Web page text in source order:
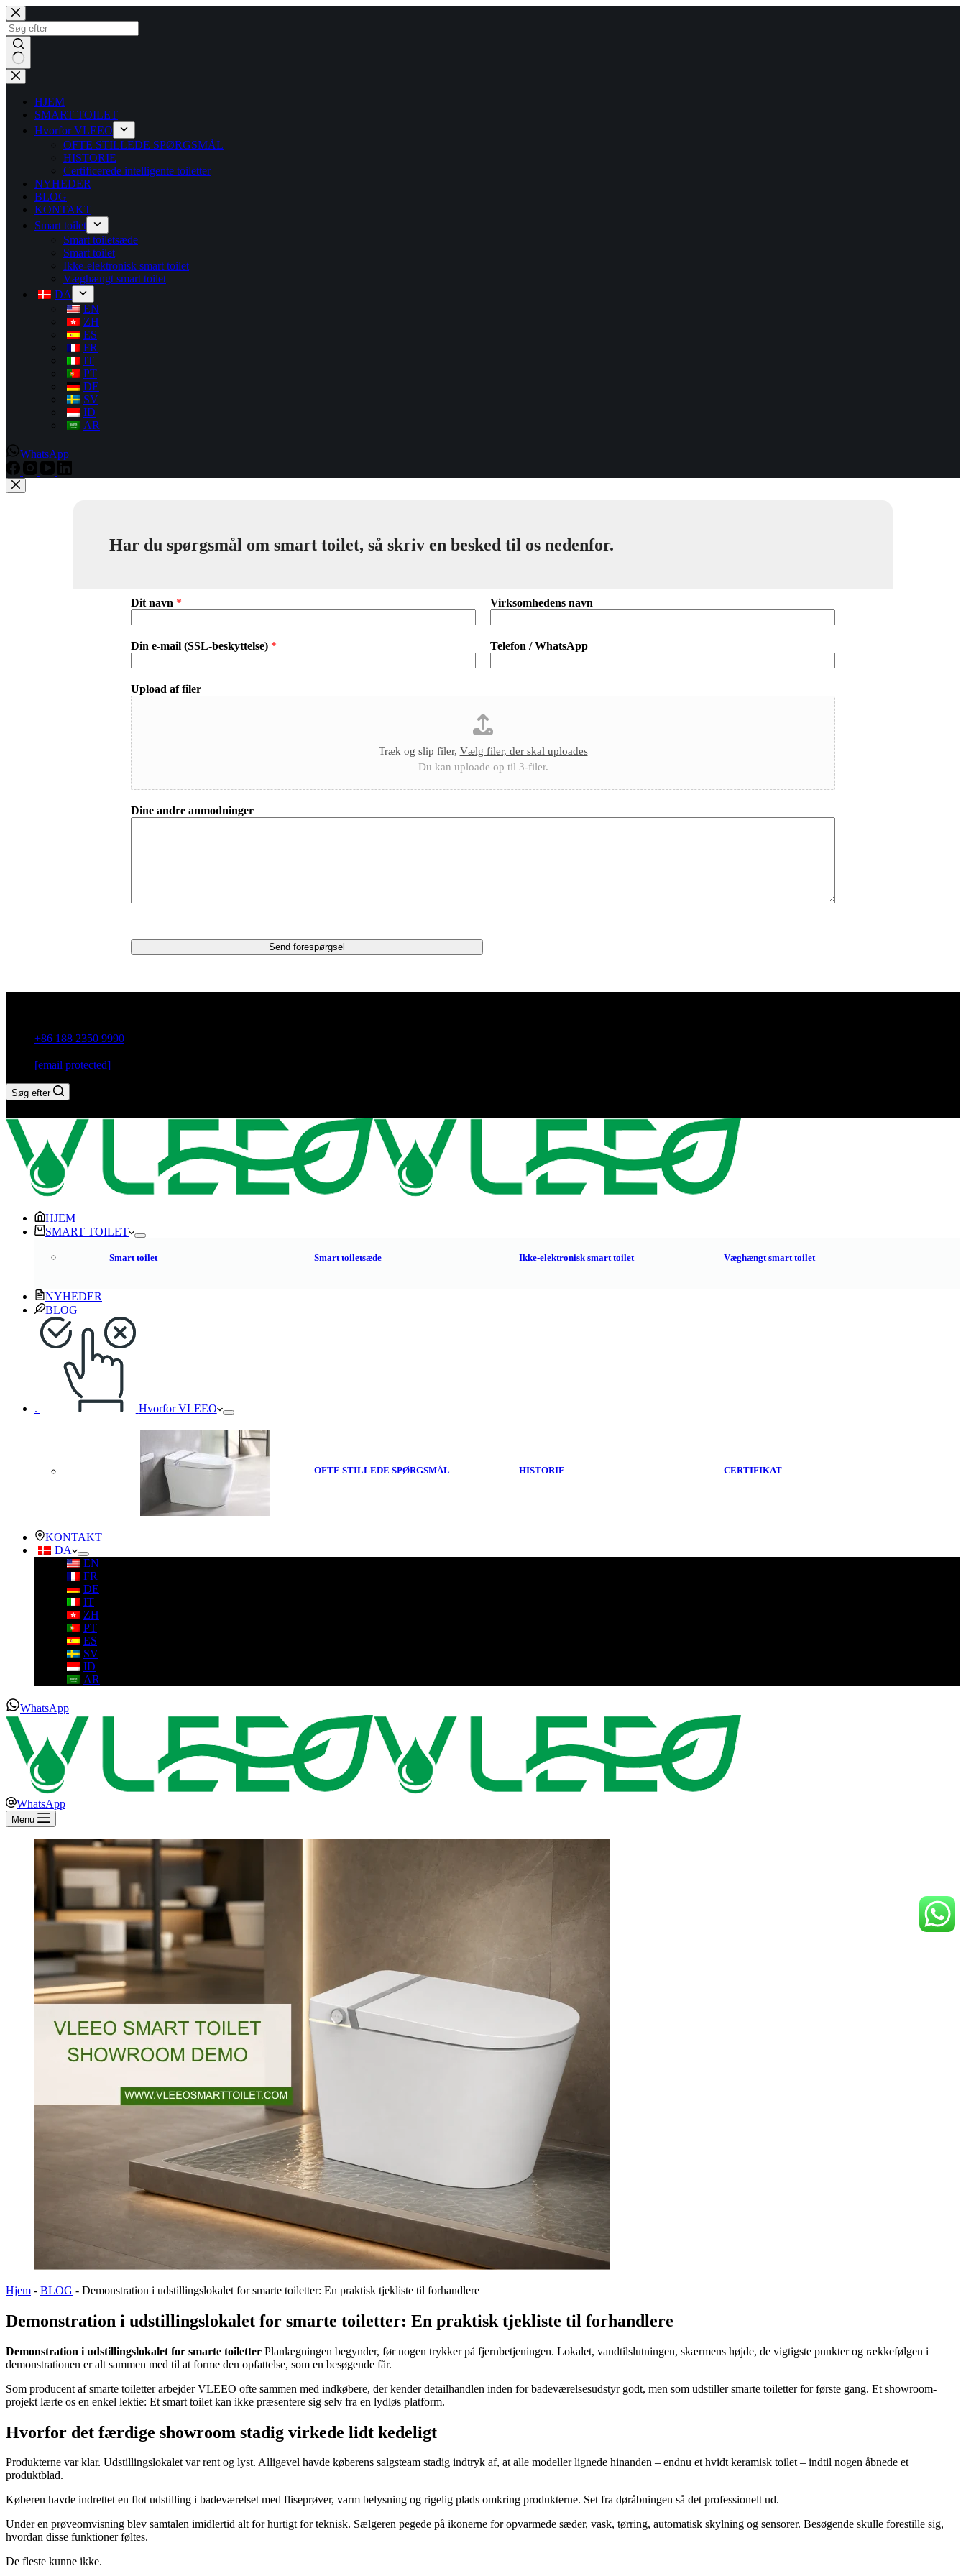
HJEM
SMART TOILET
Hvorfor VLEEO
OFTE STILLEDE SPØRGSMÅL
HISTORIE
Certificerede intelligente toiletter
NYHEDER
BLOG
KONTAKT
Smart toilet
Smart toiletsæde
Smart toilet
Ikke-elektronisk smart toilet
Væghængt smart toilet
DA
EN
ZH
ES
FR
IT
PT
DE
SV
ID
AR
WhatsApp
Har du spørgsmål om smart toilet, så skriv en besked til os nedenfor.
Dit navn * Virksomhedens navn
Din e-mail (SSL-beskyttelse) * Telefon / WhatsApp
Upload af filer
Træk og slip filer, Vælg filer, der skal uploades
Du kan uploade op til 3-filer.
Dine andre anmodninger
Send forespørgsel
+86 188 2350 9990
[email protected]
Søg efter
HJEM
SMART TOILET
Smart toilet Smart toiletsæde Ikke-elektronisk smart toilet Væghængt smart toilet
NYHEDER
BLOG
. Hvorfor VLEEO
OFTE STILLEDE SPØRGSMÅL HISTORIE CERTIFIKAT
KONTAKT
DA
EN
FR
DE
IT
ZH
PT
ES
SV
ID
AR
WhatsApp
WhatsApp
Menu
Hjem - BLOG - Demonstration i udstillingslokalet for smarte toiletter: En praktisk tjekliste til forhandlere
Demonstration i udstillingslokalet for smarte toiletter: En praktisk tjekliste til forhandlere
Demonstration i udstillingslokalet for smarte toiletter Planlægningen begynder, før nogen trykker på fjernbetjeningen. Lokalet, vandtilslutningen, skærmens højde, de vigtigste punkter og rækkefølgen i
demonstrationen er alt sammen med til at forme den opfattelse, som en besøgende får.
Som producent af smarte toiletter arbejder VLEEO ofte sammen med indkøbere, der kender detailhandlen inden for badeværelsesudstyr godt, men som udstiller smarte toiletter for første gang. Et showroom-
projekt lærte os en enkel lektie: Et smart toilet kan ikke præsentere sig selv fra en lydløs platform.
Hvorfor det færdige showroom stadig virkede lidt kedeligt
Produkterne var klar. Udstillingslokalet var rent og lyst. Alligevel havde køberens salgsteam stadig indtryk af, at alle modeller lignede hinanden – endnu et hvidt keramisk toilet – indtil nogen åbnede et
produktblad.
Køberen havde indrettet en flot udstilling i badeværelset med fliseprøver, varm belysning og rigelig plads omkring produkterne. Set fra døråbningen så det professionelt ud.
Under en prøveomvisning blev samtalen imidlertid alt for hurtigt for teknisk. Sælgeren pegede på ikonerne for opvarmede sæder, vask, tørring, automatisk skylning og sensorer. Besøgende skulle forestille sig,
hvordan disse funktioner føltes.
De fleste kunne ikke.